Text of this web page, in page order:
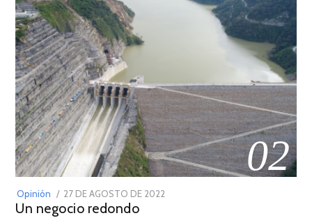
02
Opinión
POSTED
ON
27 DE AGOSTO DE 2022
Un negocio redondo